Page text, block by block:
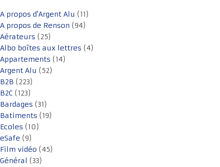
A propos d'Argent Alu (11)
A propos de Renson (94)
Aérateurs (25)
Albo boîtes aux lettres (4)
Appartements (14)
Argent Alu (52)
B2B (223)
B2C (123)
Bardages (31)
Batiments (19)
Ecoles (10)
eSafe (9)
Film vidéo (45)
Général (33)